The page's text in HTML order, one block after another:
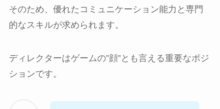
そのため、優れたコミュニケーション能力と専門
的なスキルが求められます。
ディレクターはゲームの”顔”とも言える重要なポジ
ションです。